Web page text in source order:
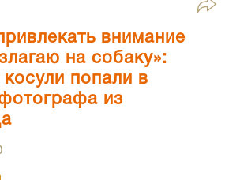
внимание
на собаку»:
попали в
из